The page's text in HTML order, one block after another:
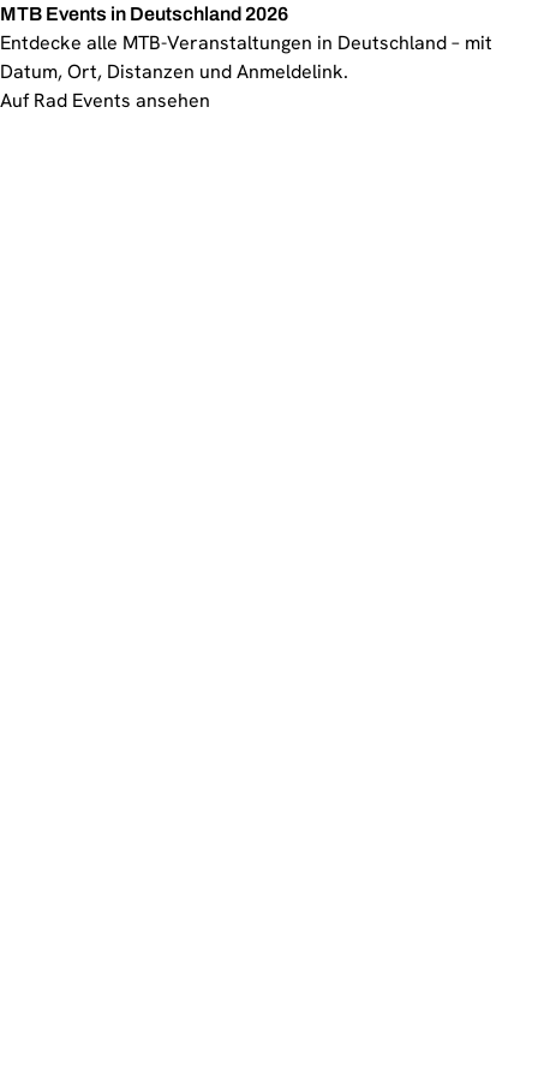
MTB Events in Deutschland 2026
Entdecke alle MTB-Veranstaltungen in Deutschland – mit
Datum, Ort, Distanzen und Anmeldelink.
Auf Rad Events ansehen